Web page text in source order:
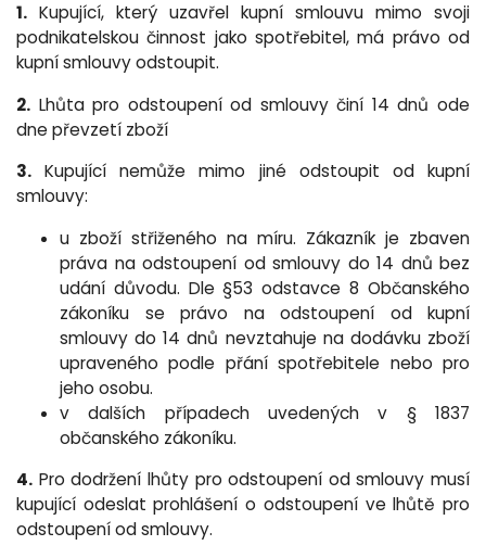
1. Kupující, který uzavřel kupní smlouvu mimo svoji
podnikatelskou činnost jako spotřebitel, má právo od
kupní smlouvy odstoupit.
2. Lhůta pro odstoupení od smlouvy činí 14 dnů ode
dne převzetí zboží
3. Kupující nemůže mimo jiné odstoupit od kupní
smlouvy:
u zboží střiženého na míru. Zákazník je zbaven
práva na odstoupení od smlouvy do 14 dnů bez
udání důvodu. Dle §53 odstavce 8 Občanského
zákoníku se právo na odstoupení od kupní
smlouvy do 14 dnů nevztahuje na dodávku zboží
upraveného podle přání spotřebitele nebo pro
jeho osobu.
v dalších případech uvedených v § 1837
občanského zákoníku.
4. Pro dodržení lhůty pro odstoupení od smlouvy musí
kupující odeslat prohlášení o odstoupení ve lhůtě pro
odstoupení od smlouvy.